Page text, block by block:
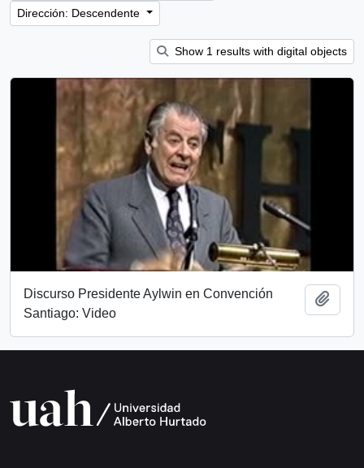
Dirección: Descendente
Show 1 results with digital objects
Discurso Presidente Aylwin en Convención
Santiago: Video